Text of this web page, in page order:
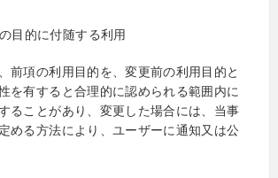
目的に付随する利用
前項の利用目的を、変更前の利用目的と
を有すると合理的に認められる範囲内に
ることがあり、変更した場合には、当事
める方法により、ユーザーに通知又は公